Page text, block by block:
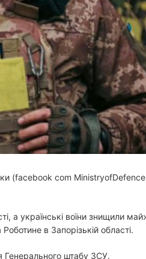
(facebook com
а українські воїни знищили
в Запорізькій області.
Генерального штабу ЗСУ.